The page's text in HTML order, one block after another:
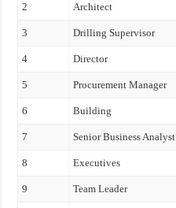
2 Architect
3 Drilling Supervisor
4 Director
5 Procurement Manager
6 Building
7 Senior Business Analyst
8 Executives
9 Team Leader